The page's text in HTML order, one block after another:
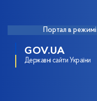
Портал в
GOV.UA
Державні сайти України